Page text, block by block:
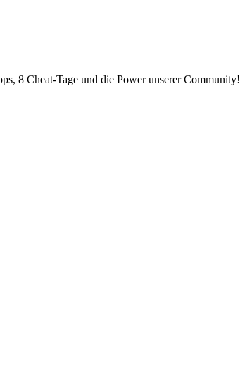
8 Cheat-Tage und die Power unserer Community!